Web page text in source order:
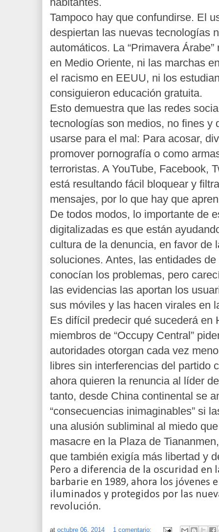
Tampoco hay que confundirse. El
despiertan las nuevas tecnologías
automáticos. La “Primavera
en Medio Oriente, ni las marchas
el racismo en EEUU, ni los
consiguieron educación gratuita.
Esto demuestra que las redes
tecnologías son medios, no fines y
usarse para el mal: Para acosar,
promover pornografía o como
terroristas. A YouTube, Facebook,
está resultando fácil bloquear y
mensajes, por lo que hay que
De todos modos, lo importante de
digitalizadas es que están
cultura de la denuncia, en favor de
soluciones. Antes, las entidades
conocían los problemas, pero
las evidencias las aportan los
sus móviles y las hacen virales en
Es difícil predecir qué sucederá en
miembros de “Occupy Central”
autoridades otorgan cada vez
libres sin interferencias del partido
ahora quieren la renuncia al líder
tanto, desde China continental se
“consecuencias inimaginables” si
una alusión subliminal al miedo
masacre en la Plaza de
que también exigía más libertad y
Pero a diferencia de la oscuridad
barbarie en 1989, ahora los jóvenes
iluminados y protegidos por las
revolución.
at octubre 06, 2014 1 comentario: